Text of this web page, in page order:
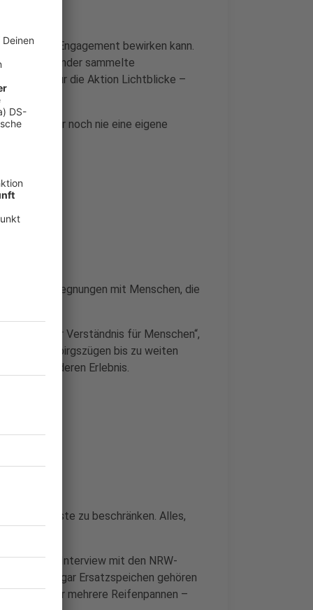
Engagement bewirken kann.
Länder sammelte
Euro für die Aktion Lichtblicke –
der zuvor noch nie eine eigene
die Begegnungen mit Menschen, die
viel mehr Verständnis für Menschen“,
hohen Gebirgszügen bis zu weiten
besonderen Erlebnis.
das Nötigste zu beschränken. Alles,
im Interview mit den NRW-
und sogar Ersatzspeichen gehören
– darunter mehrere Reifenpannen –